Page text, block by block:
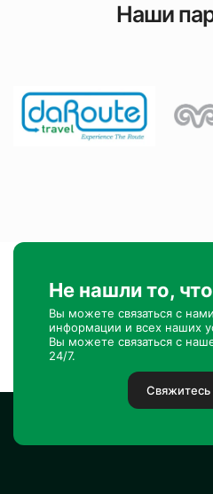
Наши
Не нашли то,
Вы можете связаться с
информации и всех наших
Вы можете связаться с
24/7.
Свяжитесь